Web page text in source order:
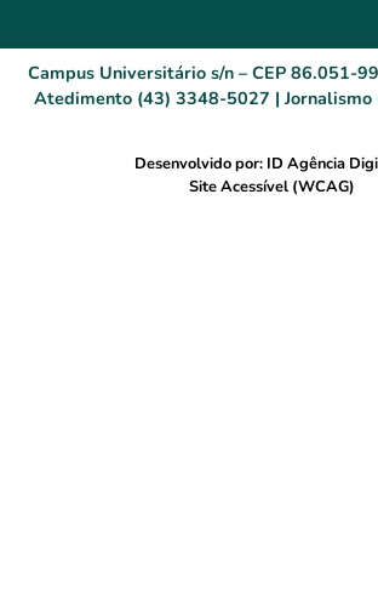
Campus Universitário s/n – CEP 86.051-
Atedimento (43) 3348-5027 |
Desenvolvido por: ID Agência
Site Acessível (WCAG)